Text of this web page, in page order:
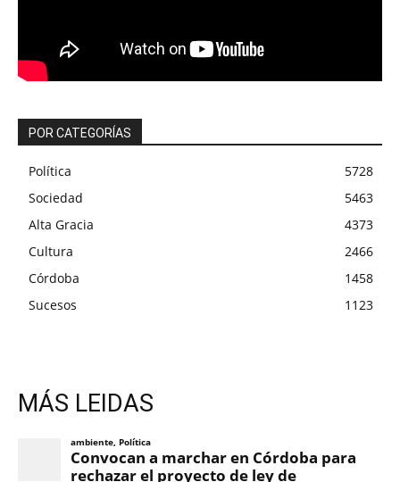
POR CATEGORÍAS
Política
5728
Sociedad
5463
Alta Gracia
4373
Cultura
2466
Córdoba
1458
Sucesos
1123
MÁS LEIDAS